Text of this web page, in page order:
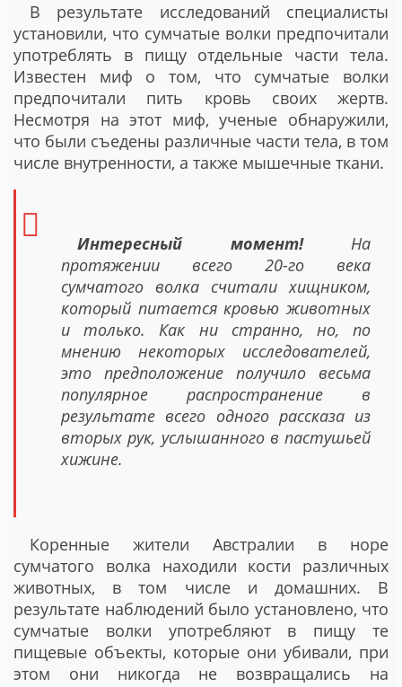
В результате исследований специалисты
установили, что сумчатые волки предпочитали
употреблять в пищу отдельные части тела.
Известен миф о том, что сумчатые волки
предпочитали пить кровь своих жертв.
Несмотря на этот миф, ученые обнаружили,
что были съедены различные части тела, в том
числе внутренности, а также мышечные ткани.
Интересный момент!На
протяжении всего 20-го века
сумчатого волка считали хищником,
который питается кровью животных
и только. Как ни странно, но, по
мнению некоторых исследователей,
это предположение получило весьма
популярное распространение в
результате всего одного рассказа из
вторых рук, услышанного в пастушьей
хижине.
Коренные жители Австралии в норе
сумчатого волка находили кости различных
животных, в том числе и домашних. В
результате наблюдений было установлено, что
сумчатые волки употребляют в пищу те
пищевые объекты, которые они убивали, при
этом они никогда не возвращались на